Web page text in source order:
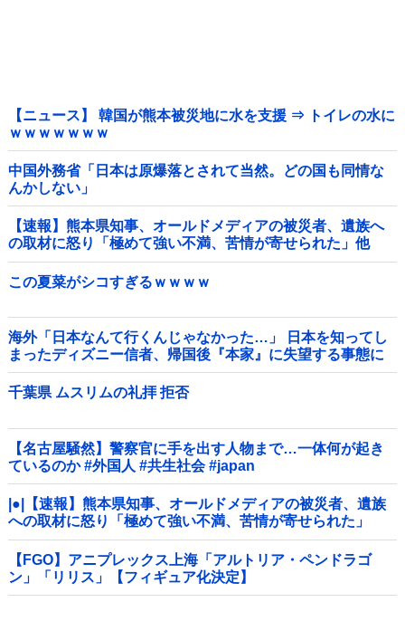
【ニュース】 韓国が熊本被災地に水を支援 ⇒ トイレの水に
ｗｗｗｗｗｗｗ
中国外務省「日本は原爆落とされて当然。どの国も同情な
んかしない」
【速報】熊本県知事、オールドメディアの被災者、遺族へ
の取材に怒り「極めて強い不満、苦情が寄せられた」他
この夏菜がシコすぎるｗｗｗｗ
海外「日本なんて行くんじゃなかった…」 日本を知ってし
まったディズニー信者、帰国後『本家』に失望する事態に
千葉県 ムスリムの礼拝 拒否
【名古屋騒然】警察官に手を出す人物まで…一体何が起き
ているのか #外国人 #共生社会 #japan
|●|【速報】熊本県知事、オールドメディアの被災者、遺族
への取材に怒り「極めて強い不満、苦情が寄せられた」
【FGO】アニプレックス上海「アルトリア・ペンドラゴ
ン」「リリス」【フィギュア化決定】